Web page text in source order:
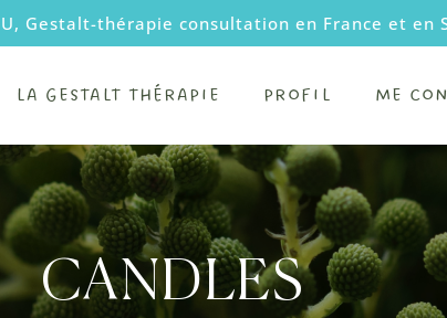
Gestalt-thérapie consultation en France et en
LA GESTALT THÉRAPIE PROFIL ME
CANDLES